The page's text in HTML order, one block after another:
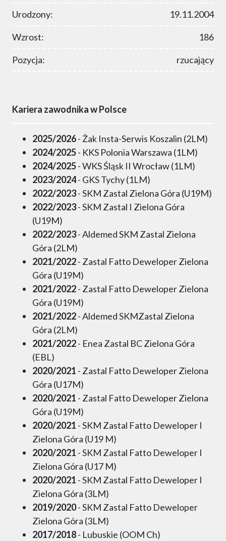
Urodzony: 19.11.2004
Wzrost: 186
Pozycja: rzucający
Kariera zawodnika w Polsce
2025/2026- Żak Insta-Serwis Koszalin (2LM)
2024/2025- KKS Polonia Warszawa (1LM)
2024/2025- WKS Śląsk II Wrocław (1LM)
2023/2024- GKS Tychy (1LM)
2022/2023- SKM Zastal Zielona Góra (U19M)
2022/2023- SKM Zastal I Zielona Góra
(U19M)
2022/2023- Aldemed SKM Zastal Zielona
Góra (2LM)
2021/2022- Zastal Fatto Deweloper Zielona
Góra (U19M)
2021/2022- Zastal Fatto Deweloper Zielona
Góra (U19M)
2021/2022- Aldemed SKMZastal Zielona
Góra (2LM)
2021/2022- Enea Zastal BC Zielona Góra
(EBL)
2020/2021 - Zastal Fatto Deweloper Zielona
Góra (U17M)
2020/2021 - Zastal Fatto Deweloper Zielona
Góra (U19M)
2020/2021 - SKM Zastal Fatto Deweloper I
Zielona Góra (U19 M)
2020/2021 - SKM Zastal Fatto Deweloper I
Zielona Góra (U17 M)
2020/2021 - SKM Zastal Fatto Deweloper I
Zielona Góra (3LM)
2019/2020- SKM Zastal Fatto Deweloper
Zielona Góra (3LM)
2017/2018- Lubuskie (OOM Ch)